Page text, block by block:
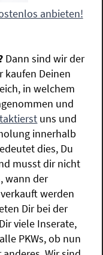
anbieten!
Dann sind wir der
kaufen Deinen
in welchem
und
uns und
innerhalb
dies, Du
musst dir nicht
wann der
werden
Dir bei der
viele Inserate,
PKWs, ob nun